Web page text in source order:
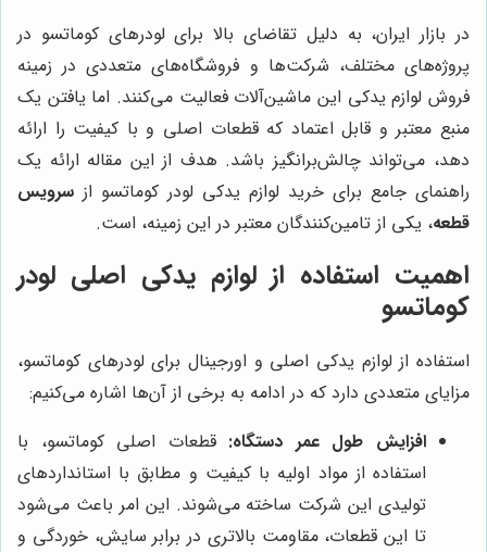
در بازار ایران، به دلیل تقاضای بالا برای لودرهای کوماتسو در
پروژه‌های مختلف، شرکت‌ها و فروشگاه‌های متعددی در زمینه
فروش لوازم یدکی این ماشین‌آلات فعالیت می‌کنند. اما یافتن یک
منبع معتبر و قابل اعتماد که قطعات اصلی و با کیفیت را ارائه
دهد، می‌تواند چالش‌برانگیز باشد. هدف از این مقاله ارائه یک
راهنمای جامع برای خرید لوازم یدکی لودر کوماتسو از سرویس
قطعه، یکی از تامین‌کنندگان معتبر در این زمینه، است.
اهمیت استفاده از لوازم یدکی اصلی لودر
کوماتسو
استفاده از لوازم یدکی اصلی و اورجینال برای لودرهای کوماتسو،
مزایای متعددی دارد که در ادامه به برخی از آن‌ها اشاره می‌کنیم:
افزایش طول عمر دستگاه: قطعات اصلی کوماتسو، با
استفاده از مواد اولیه با کیفیت و مطابق با استانداردهای
تولیدی این شرکت ساخته می‌شوند. این امر باعث می‌شود
تا این قطعات، مقاومت بالاتری در برابر سایش، خوردگی و